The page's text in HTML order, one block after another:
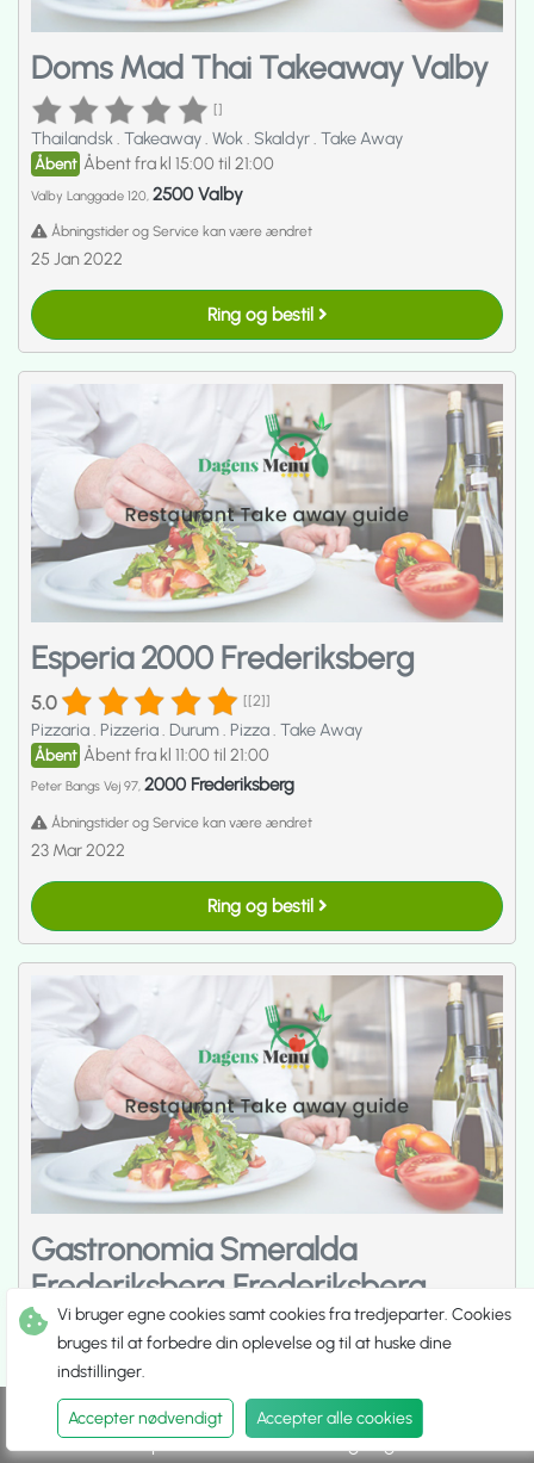
Doms Mad Thai Takeaway Valby
[]
Thailandsk. Takeaway. Wok. Skaldyr. Take Away
Åbent Åbent fra kl 15:00 til 21:00
Valby Langgade 120, 2500 Valby
Åbningstider og Service kan være ændret
25 Jan 2022
Ring og bestil
Esperia 2000 Frederiksberg
5.0 [[2]]
Pizzaria Pizzeria Durum Pizza Take Away
Åbent Åbent fra kl 11:00 til 21:00
Peter Bangs Vej 97, 2000 Frederiksberg
Åbningstider og Service kan være ændret
23 Mar 2022
Ring og bestil
Gastronomia Smeralda
Frederiksberg Frederiksberg
Restaurant
Åbent Åbent fra kl 11:00 til 21:00
Peter Bangs Vej 97,2000 Frederiksberg
Åbningstider og Service kan være ændret
Spis udeHent selvUdbringning
Vi bruger egne cookies samt cookies fra tredjeparter. Cookies
bruges til at forbedre din oplevelse og til at huske dine
indstillinger.
Accepter nødvendigt Accepter alle cookies